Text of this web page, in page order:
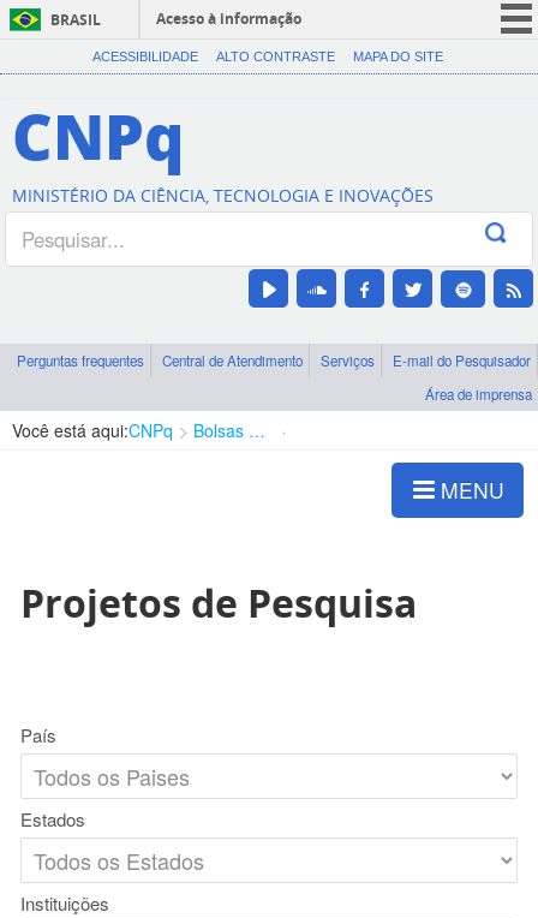
BRASIL
Acesso à informação
CORONAVÍRUS (COVID-19)
Canais
ACESSIBILIDADE ALTO CONTRASTE MAPA DO SITE
CNPq
MINISTÉRIO DA CIÊNCIA, TECNOLOGIA E INOVAÇÕES
Perguntas frequentes Central de Atendimento Serviços
E-mail do Pesquisador
Área de imprensa
Você está aqui:CNPq Bolsas e Auxílios Vigentes
MENU
Projetos de Pesquisa
País
Estados
Instituições